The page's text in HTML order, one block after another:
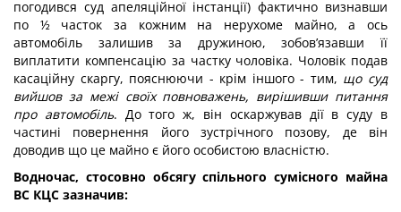
погодився суд апеляційної інстанції) фактично визнавши
по ½ часток за кожним на нерухоме майно, а ось
автомобіль залишив за дружиною, зобов’язавши її
виплатити компенсацію за частку чоловіка. Чоловік подав
касаційну скаргу, пояснюючи - крім іншого - тим, що суд
вийшов за межі своїх повноважень, вирішивши питання
про автомобіль. До того ж, він оскаржував дії в суду в
частині повернення його зустрічного позову, де він
доводив що це майно є його особистою власністю.
Водночас, стосовно обсягу спільного сумісного майна
ВС КЦС зазначив: